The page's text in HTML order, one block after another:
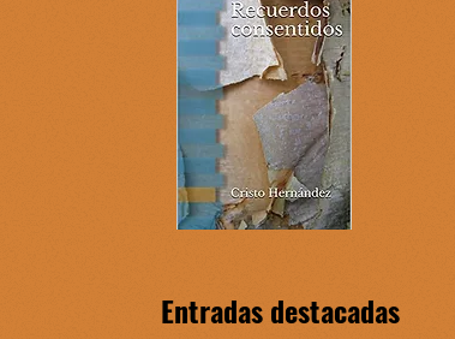
Entradas destacadas